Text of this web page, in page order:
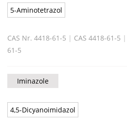
5-Aminotetrazol
CAS Nr. 4418-61-5 | CAS 4418-61-5 |
61-5
Iminazole
4,5-Dicyanoimidazol